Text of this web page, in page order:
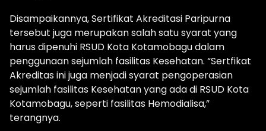
Disampaikannya, Sertifikat Akreditasi Paripurna
tersebut juga merupakan salah satu syarat yang
harus dipenuhi RSUD Kota Kotamobagu dalam
penggunaan sejumlah fasilitas Kesehatan. “Sertfikat
Akreditas ini juga menjadi syarat pengoperasian
sejumlah fasilitas Kesehatan yang ada di RSUD Kota
Kotamobagu, seperti fasilitas Hemodialisa,”
terangnya.